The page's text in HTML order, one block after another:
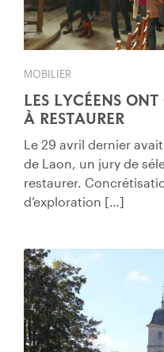
MOBILIER
LES LYCÉENS
À RESTAURER
Le 29 avril dernier
de Laon, un jury de
restaurer.
d’exploration […]